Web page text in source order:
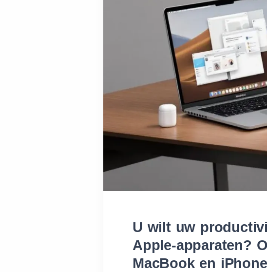
U wilt uw
Apple-apparaten?
MacBook en